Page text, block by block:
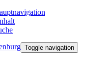
Toggle navigation